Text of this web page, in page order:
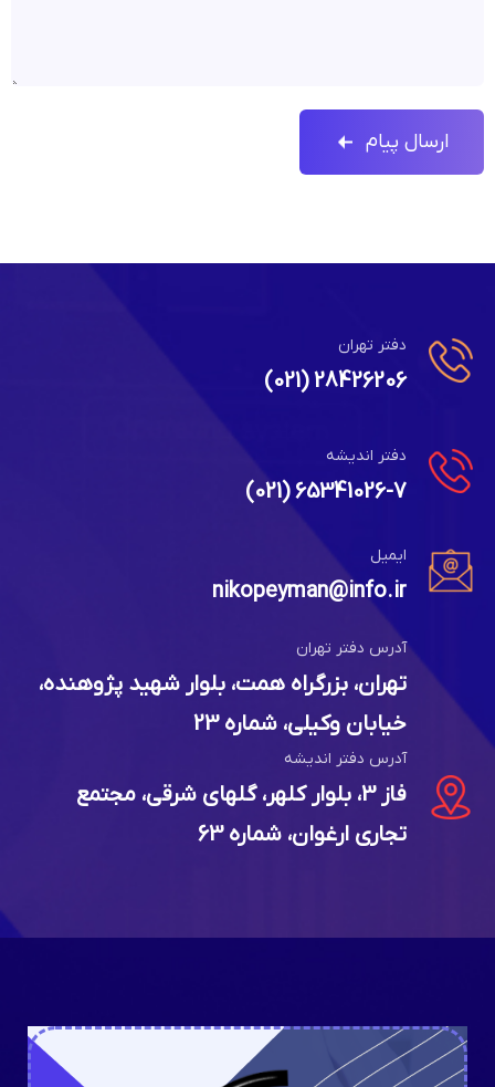
دفتر تهران
28426206 (021)
دفتر اندیشه
65341026-7 (021)
ایمیل
nikopeyman@info.ir
آدرس دفتر تهران
تهران، بزرگراه همت، بلوار شهید پژوهنده،
خیابان وکیلی، شماره 23
آدرس دفتر اندیشه
فاز 3، بلوار کلهر، گلهای شرقی، مجتمع
تجاری ارغوان، شماره 63